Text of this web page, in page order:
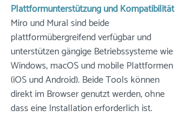
Plattformunterstützung und Kompatibilität
Miro und Mural sind beide
plattformübergreifend verfügbar und
unterstützen gängige Betriebssysteme wie
Windows, macOS und mobile Plattformen
(iOS und Android). Beide Tools können
direkt im Browser genutzt werden, ohne
dass eine Installation erforderlich ist.